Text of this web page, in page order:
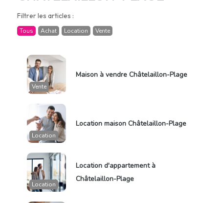
Filtrer les articles :
Tous Achat Location Vente
Vente
Maison à vendre Châtelaillon-Plage
Location
Location maison Châtelaillon-Plage
Location
Location d'appartement à
Châtelaillon-Plage